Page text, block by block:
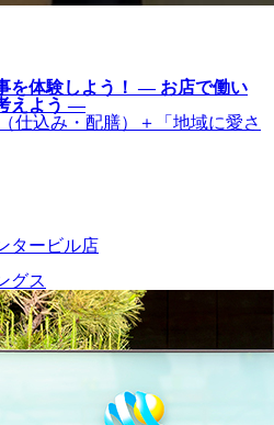
を体験しよう！ ― お店で働い
えよう ―
仕込み・配膳）＋「地域に愛さ
タービル店
グス